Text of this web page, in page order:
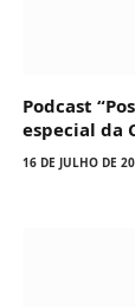
Podcast
especial da
16 DE JULHO DE